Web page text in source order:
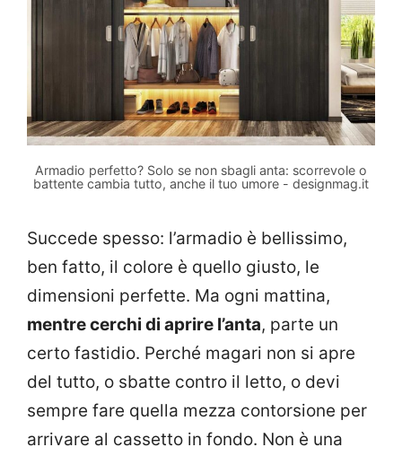
Armadio perfetto? Solo se non sbagli anta: scorrevole o
battente cambia tutto, anche il tuo umore - designmag.it
Succede spesso: l’armadio è bellissimo,
ben fatto, il colore è quello giusto, le
dimensioni perfette. Ma ogni mattina,
mentre cerchi di aprire l’anta, parte un
certo fastidio. Perché magari non si apre
del tutto, o sbatte contro il letto, o devi
sempre fare quella mezza contorsione per
arrivare al cassetto in fondo. Non è una